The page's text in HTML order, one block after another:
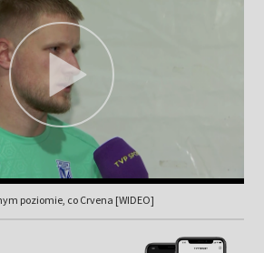
poziomie, co Crvena [WIDEO]